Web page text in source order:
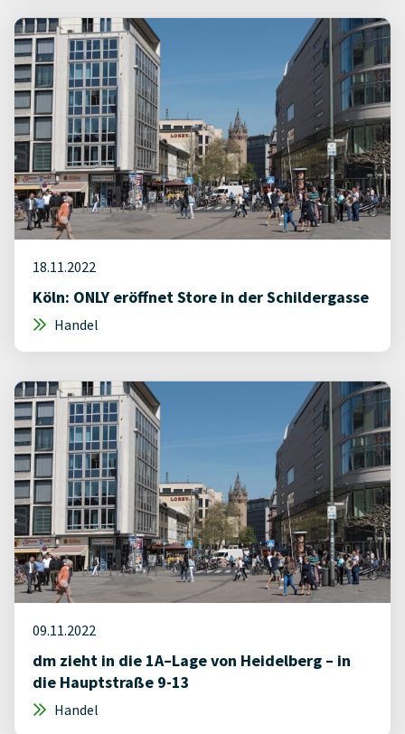
18.11.2022
Köln: ONLY eröffnet Store in der Schildergasse
Handel
09.11.2022
dm zieht in die 1A–Lage von Heidelberg – in
die Hauptstraße 9-13
Handel